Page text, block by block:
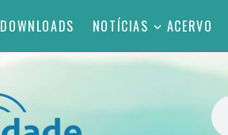
DOWNLOADS NOTÍCIAS ACERVO